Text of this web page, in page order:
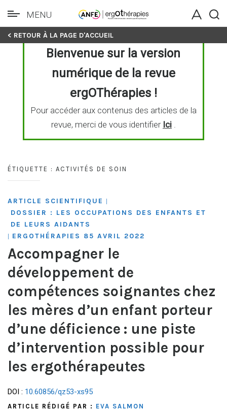
Skip
MENU
< RETOUR À LA PAGE D'ACCUEIL
Bienvenue sur la version
numérique de la revue
ergOThérapies !
Pour accéder aux contenus des articles de la
revue, merci de vous identifier Ici.
ÉTIQUETTE : ACTIVITÉS DE SOIN
ARTICLE SCIENTIFIQUE |
DOSSIER : LES OCCUPATIONS DES ENFANTS ET
DE LEURS AIDANTS
| ERGOTHÉRAPIES 85 AVRIL 2022
Accompagner le
développement de
compétences soignantes chez
les mères d’un enfant porteur
d’une déficience : une piste
d’intervention possible pour
les ergothérapeutes
DOI : 10.60856/qz53-xs95
ARTICLE RÉDIGÉ PAR : EVA SALMON